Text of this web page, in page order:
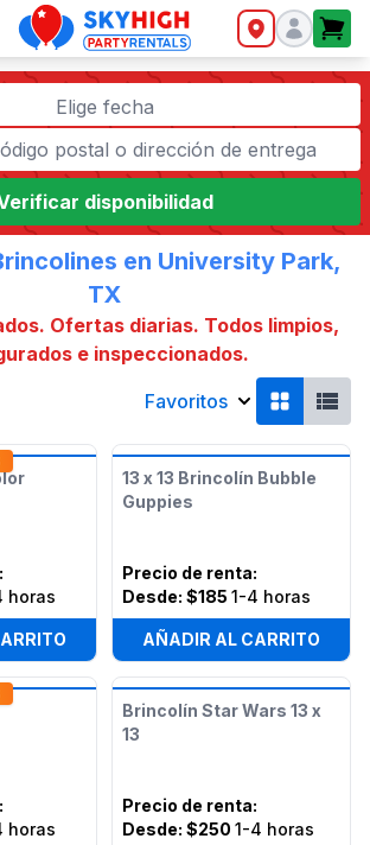
SkyHigh Logo
Elige fecha
disponibilidad
en University Park,
TX
Ofertas diarias. Todos limpios,
e inspeccionados.
Favoritos
:
horas
13 x 13 Brincolín Bubble
Guppies
Precio de renta:
Desde: $185 1-4 horas
AÑADIR AL CARRITO
:
horas
Brincolín Star Wars 13 x
13
Precio de renta:
Desde: $250 1-4 horas